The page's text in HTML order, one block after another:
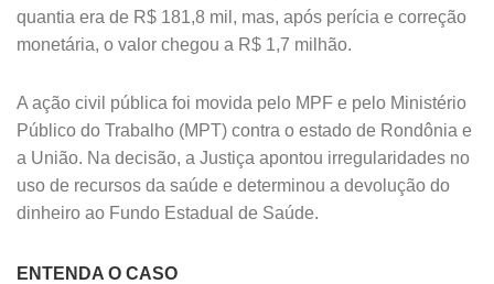
quantia era de R$ 181,8 mil, mas, após perícia e correção
monetária, o valor chegou a R$ 1,7 milhão.
A ação civil pública foi movida pelo MPF e pelo Ministério
Público do Trabalho (MPT) contra o estado de Rondônia e
a União. Na decisão, a Justiça apontou irregularidades no
uso de recursos da saúde e determinou a devolução do
dinheiro ao Fundo Estadual de Saúde.
ENTENDA O CASO